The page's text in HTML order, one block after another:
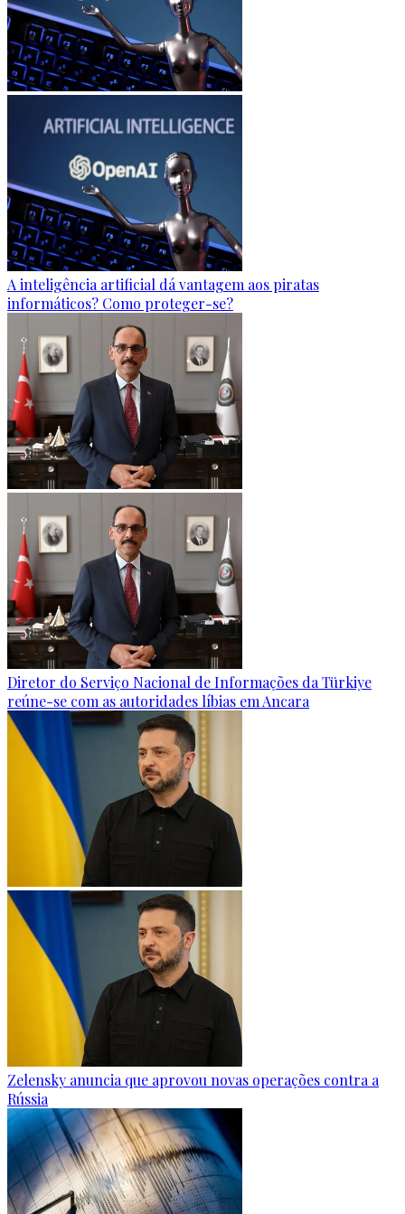
A inteligência artificial dá vantagem aos piratas
informáticos? Como proteger-se?
Diretor do Serviço Nacional de Informações da Türkiye
reúne-se com as autoridades líbias em Ancara
Zelensky anuncia que aprovou novas operações contra a
Rússia